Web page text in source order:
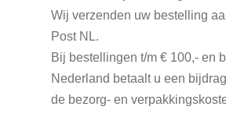
Wij verzenden uw bestelling
Post NL.
Bij bestellingen t/m € 100,- en
Nederland betaalt u een
de bezorg- en